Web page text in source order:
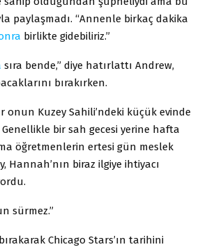
paylaşmadı. “Annenle birkaç dakika
birlikte gidebiliriz.”
sıra bende,” diye hatırlattı Andrew,
bırakırken.
onun Kuzey Sahili’ndeki küçük evinde
Genellikle bir sah gecesi yerine hafta
öğretmenlerin ertesi gün meslek
Hannah’nın biraz ilgiye ihtiyacı
sürmez.”
Chicago Stars’ın tarihini